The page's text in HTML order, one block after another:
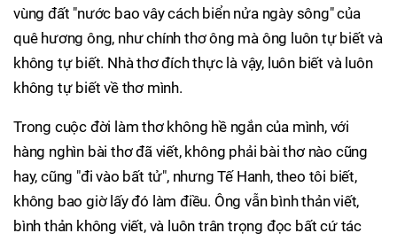
vùng đất "nước bao vây cách biển nửa ngày sông" của
quê hương ông, như chính thơ ông mà ông luôn tự biết và
không tự biết. Nhà thơ đích thực là vậy, luôn biết và luôn
không tự biết về thơ mình.
Trong cuộc đời làm thơ không hề ngắn của mình, với
hàng nghìn bài thơ đã viết, không phải bài thơ nào cũng
hay, cũng "đi vào bất tử", nhưng Tế Hanh, theo tôi biết,
không bao giờ lấy đó làm điều. Ông vẫn bình thản viết,
bình thản không viết, và luôn trân trọng đọc bất cứ tác